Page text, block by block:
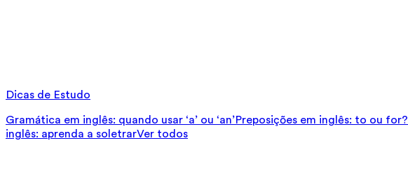
Dicas de Estudo
Gramática em inglês: quando usar ‘a’ ou ‘an’Preposições em inglês: to ou for?
inglês: aprenda a soletrarVer todos